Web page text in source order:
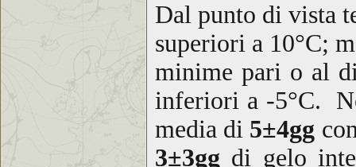
Dal punto di vista
superiori a 10°C;
minime pari o al
inferiori a -5°C.
media di 5±4gg
3±3gg di gelo